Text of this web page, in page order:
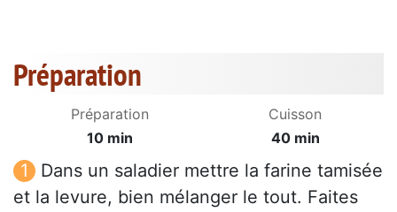
Préparation
Préparation
10 min
Cuisson
40 min
Dans un saladier mettre la farine tamisée
et la levure, bien mélanger le tout. Faites